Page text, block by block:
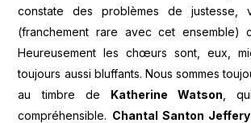
constate des problèmes de justesse,
(franchement rare avec cet ensemble)
Heureusement les chœurs sont, eux,
toujours aussi bluffants. Nous sommes
au timbre de Katherine Watson ,
compréhensible. Chantal Santon Jeffery